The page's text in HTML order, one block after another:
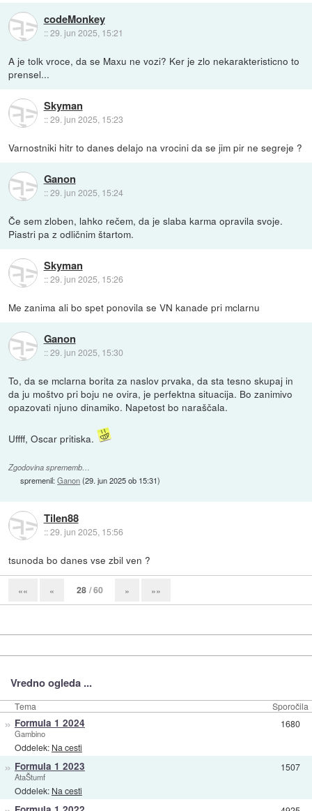
codeMonkey
::29. jun 2025, 15:21
A je tolk vroce, da se Maxu ne vozi? Ker je zlo nekarakteristicno to
prensel...
Skyman
::29. jun 2025, 15:23
Varnostniki hitr to danes delajo na vrocini da se jim pir ne segreje ?
Ganon
::29. jun 2025, 15:24
Če sem zloben, lahko rečem, da je slaba karma opravila svoje.
Piastri pa z odličnim štartom.
Skyman
::29. jun 2025, 15:26
Me zanima ali bo spet ponovila se VN kanade pri mclarnu
Ganon
::29. jun 2025, 15:30
To, da se mclarna borita za naslov prvaka, da sta tesno skupaj in
da ju moštvo pri boju ne ovira, je perfektna situacija. Bo zanimivo
opazovati njuno dinamiko. Napetost bo naraščala.
Uffff, Oscar pritiska.
Zgodovina sprememb…
spremenil:Ganon(29. jun 2025 ob 15:31)
Tilen88
::29. jun 2025, 15:56
tsunoda bo danes vse zbil ven ?
«« « 28 / 60 » »»
Vredno ogleda ...
Tema Sporočila
» Formula 1 2024
Gambino
Oddelek: Na cesti
1680
» Formula 1 2023
AtaŠtumf
Oddelek: Na cesti
1507